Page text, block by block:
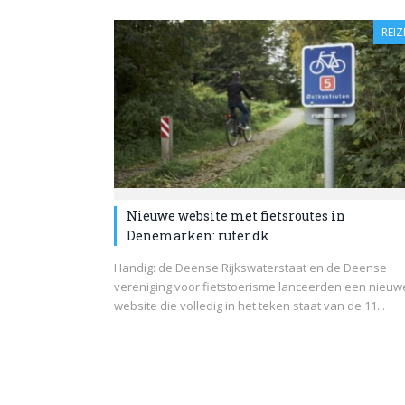
Nieuwe website met fietsroutes in
Denemarken: ruter.dk
Handig: de Deense Rijkswaterstaat en de Deense
vereniging voor fietstoerisme lanceerden een
website die volledig in het teken staat van de 11...